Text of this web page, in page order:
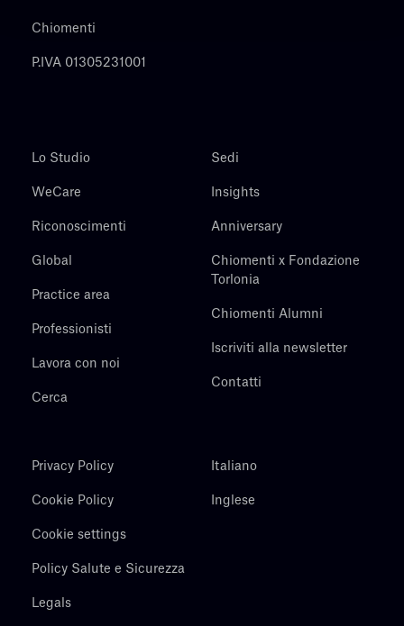
Chiomenti
P.IVA 01305231001
Lo Studio
WeCare
Riconoscimenti
Global
Practice area
Professionisti
Lavora con noi
Cerca
Sedi
Insights
Anniversary
Chiomenti x Fondazione
Torlonia
Chiomenti Alumni
Iscriviti alla newsletter
Contatti
Privacy Policy
Cookie Policy
Cookie settings
Policy Salute e Sicurezza
Legals
Italiano
Inglese